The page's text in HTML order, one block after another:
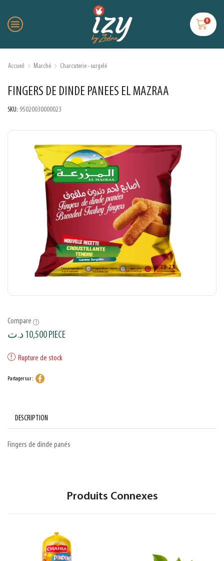
0
Accueil Marché Charcuterie - surgelé
FINGERS DE DINDE PANEES EL MAZRAA
SKU: 95020030000023
Compare
10,500د.ت PIECE
Rupture de stock
Partager sur :
DESCRIPTION
Fingers de dinde panés
Produits Connexes